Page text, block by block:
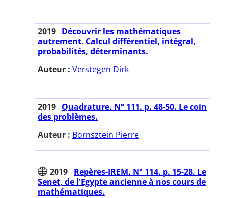
2019 Découvrir les mathématiques
autrement. Calcul différentiel, intégral,
probabilités, déterminants.
Auteur : Verstegen Dirk
2019 Quadrature. N° 111. p. 48-50. Le coin
des problèmes.
Auteur : Bornsztein Pierre
2019 Repères-IREM. N° 114. p. 15-28. Le
Senet, de l'Egypte ancienne à nos cours de
mathématiques.